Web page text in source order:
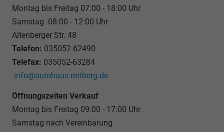
Montag bis Freitag 07:00 - 18:00 Uhr
Samstag 08:00 - 12:00 Uhr
Altenberger Str. 48
Telefon: 035052-62490
Telefax: 035052-63284
info@autohaus-rettberg.de
Öffnungszeiten Verkauf
Montag bis Freitag 09:00 - 17:00 Uhr
Samstag nach Vereinbarung